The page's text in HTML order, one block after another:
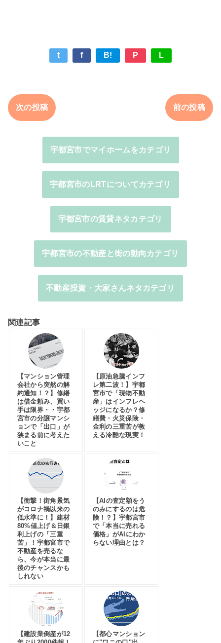
t f B! P L
次の投稿 前の投稿
宇都宮市でマイホームをカテゴリ
宇都宮市のLRTについてカテゴリ
宇都宮市の賃貸ネタカテゴリ
宇都宮市の不動産と街の動向カテゴリ
不動産投資・大家さんネタカテゴリ
関連記事
【マンション管理
会社から突然の解
約通知！？】修繕
は借金頼み、買い
手は限界・・宇都
宮市の分譲マンシ
ョンで「出口」が
狭まる前に考えた
いこと
【原油急騰インフ
レ第二波！】宇都
宮市で「現物不動
産」はインフレヘ
ッジになるか？修
繕費・火災保険・
金利の三重苦が教
える冷酷な現実！
【衝撃！街角景気
がコロナ禍以来の
低水準に！】建材
80%値上げ＆日銀
利上げの「三重
苦」！宇都宮市で
不動産を売るな
ら、今が本当に最
後のチャンスかも
しれない
【AIの査定額をう
のみにするのは危
険！？】宇都宮市
で「本当に売れる
価格」がAIにわか
らない理由とは？
【建設業倒産が12
【都心マンション